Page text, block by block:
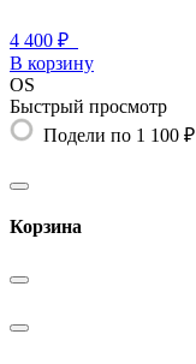
4 400 ₽
В корзину
OS
Быстрый просмотр
Подели по 1 100 ₽
Корзина